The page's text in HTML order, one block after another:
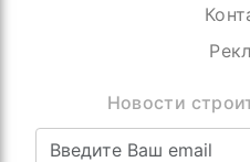
Новости